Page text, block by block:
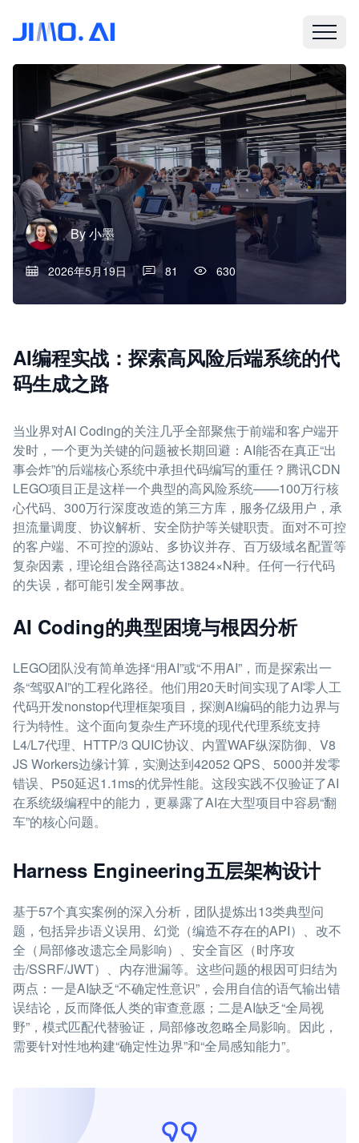
By小墨
2026年5月19日 81 630
AI编程实战：探索高风险后端系统的代
码生成之路
当业界对AI Coding的关注几乎全部聚焦于前端和客户端开
发时，一个更为关键的问题被长期回避：AI能否在真正“出
事会炸”的后端核心系统中承担代码编写的重任？腾讯CDN
LEGO项目正是这样一个典型的高风险系统——100万行核
心代码、300万行深度改造的第三方库，服务亿级用户，承
担流量调度、协议解析、安全防护等关键职责。面对不可控
的客户端、不可控的源站、多协议并存、百万级域名配置等
复杂因素，理论组合路径高达13824×N种。任何一行代码
的失误，都可能引发全网事故。
AI Coding的典型困境与根因分析
LEGO团队没有简单选择“用AI”或“不用AI”，而是探索出一
条“驾驭AI”的工程化路径。他们用20天时间实现了AI零人工
代码开发nonstop代理框架项目，探测AI编码的能力边界与
行为特性。这个面向复杂生产环境的现代代理系统支持
L4/L7代理、HTTP/3 QUIC协议、内置WAF纵深防御、V8
JS Workers边缘计算，实测达到42052 QPS、5000并发零
错误、P50延迟1.1ms的优异性能。这段实践不仅验证了AI
在系统级编程中的能力，更暴露了AI在大型项目中容易“翻
车”的核心问题。
Harness Engineering五层架构设计
基于57个真实案例的深入分析，团队提炼出13类典型问
题，包括异步语义误用、幻觉（编造不存在的API）、改不
全（局部修改遗忘全局影响）、安全盲区（时序攻
击/SSRF/JWT）、内存泄漏等。这些问题的根因可归结为
两点：一是AI缺乏“不确定性意识”，会用自信的语气输出错
误结论，反而降低人类的审查意愿；二是AI缺乏“全局视
野”，模式匹配代替验证，局部修改忽略全局影响。因此，
需要针对性地构建“确定性边界”和“全局感知能力”。